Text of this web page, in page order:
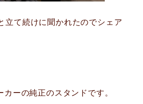
立て続けに聞かれたのでシェア
ーの純正のスタンドです。